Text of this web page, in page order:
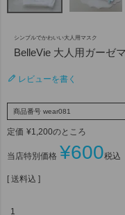
シンプルでかわいい大人用マスク
BelleVie 大人用ガーゼ
レビューを書く
商品番号 wear081
定価 ¥1,200のところ
当店特別価格 ¥600税込
送料込